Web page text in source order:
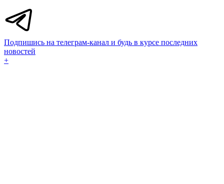
Подпишись на телеграм-канал и будь в курсе последних
новостей
+